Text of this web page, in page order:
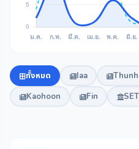
ทั้งหมด Iaa
Kaohoon
Fin SET